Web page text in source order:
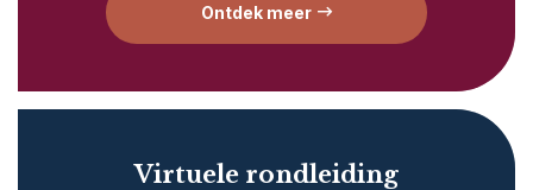
Ontdek meer
Virtuele rondleiding